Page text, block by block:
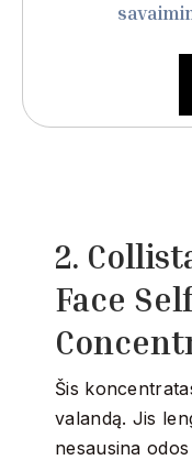
2.
Face
Šis
valandą. Jis
nesausina